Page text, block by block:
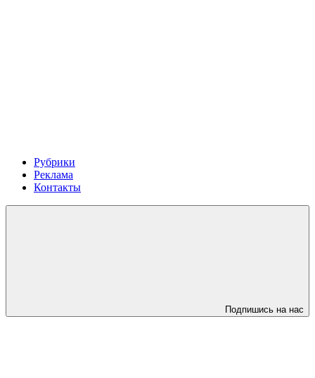
Рубрики
Реклама
Контакты
Подпишись на нас